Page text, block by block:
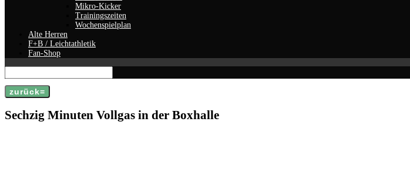
F+B / Leichtathletik
zurück
Sechzig Minuten Vollgas in der Boxhalle